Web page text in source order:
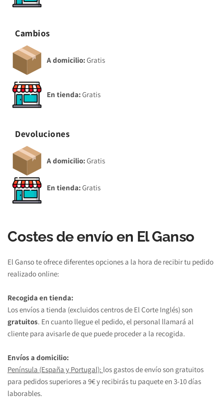
Cambios
A domicilio: Gratis
En tienda: Gratis
Devoluciones
A domicilio: Gratis
En tienda: Gratis
Costes de envío en El Ganso
El Ganso te ofrece diferentes opciones a la hora de recibir tu pedido
realizado online:
Recogida en tienda:
gratuitos. En cuanto llegue el pedido, el personal llamará al
cliente para avisarle de que puede proceder a la recogida.
Envíos a domicilio:
Península (España y Portugal): los gastos de envío son gratuitos
para pedidos superiores a 9€ y recibirás tu paquete en 3-10 días
laborables.